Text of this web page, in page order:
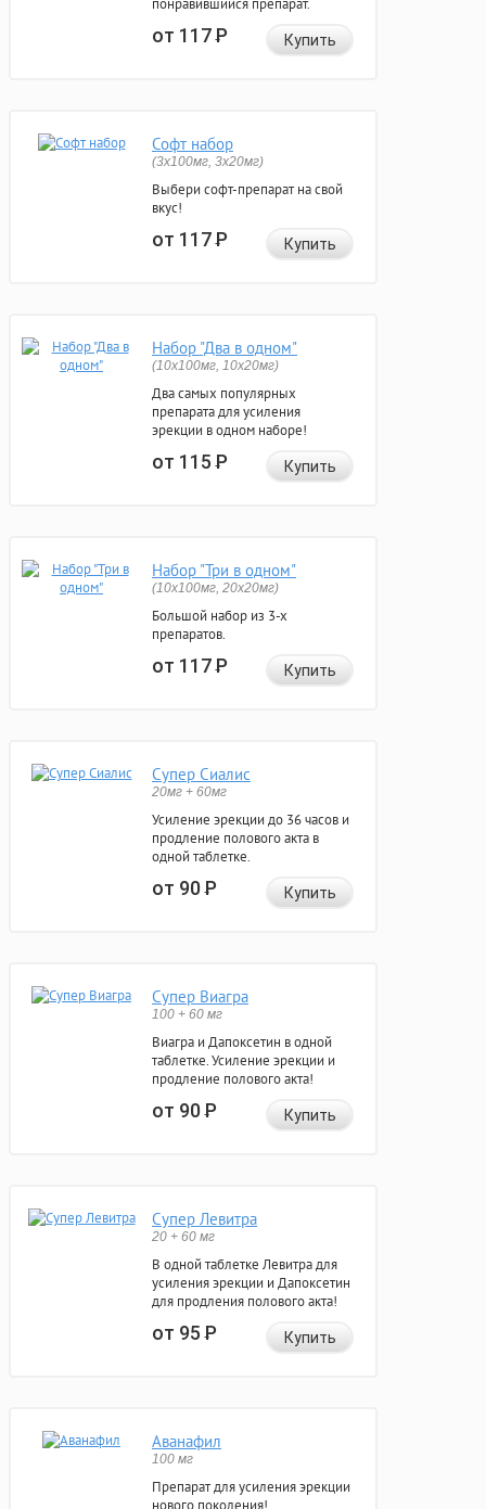
понравившийся препарат.
от 117Р Купить
Софт набор
(3x100мг, 3x20мг)
Выбери софт-препарат на свой
вкус!
от 117Р Купить
Набор "Два в одном"
(10x100мг, 10x20мг)
Два самых популярных
препарата для усиления
эрекции в одном наборе!
от 115Р Купить
Набор "Три в одном"
(10x100мг, 20x20мг)
Большой набор из 3-х
препаратов.
от 117Р Купить
Супер Сиалис
20мг + 60мг
Усиление эрекции до 36 часов и
продление полового акта в
одной таблетке.
от 90Р Купить
Супер Виагра
100 + 60 мг
Виагра и Дапоксетин в одной
таблетке. Усиление эрекции и
продление полового акта!
от 90Р Купить
Супер Левитра
20 + 60 мг
В одной таблетке Левитра для
усиления эрекции и Дапоксетин
для продления полового акта!
от 95Р Купить
Аванафил
100 мг
Препарат для усиления эрекции